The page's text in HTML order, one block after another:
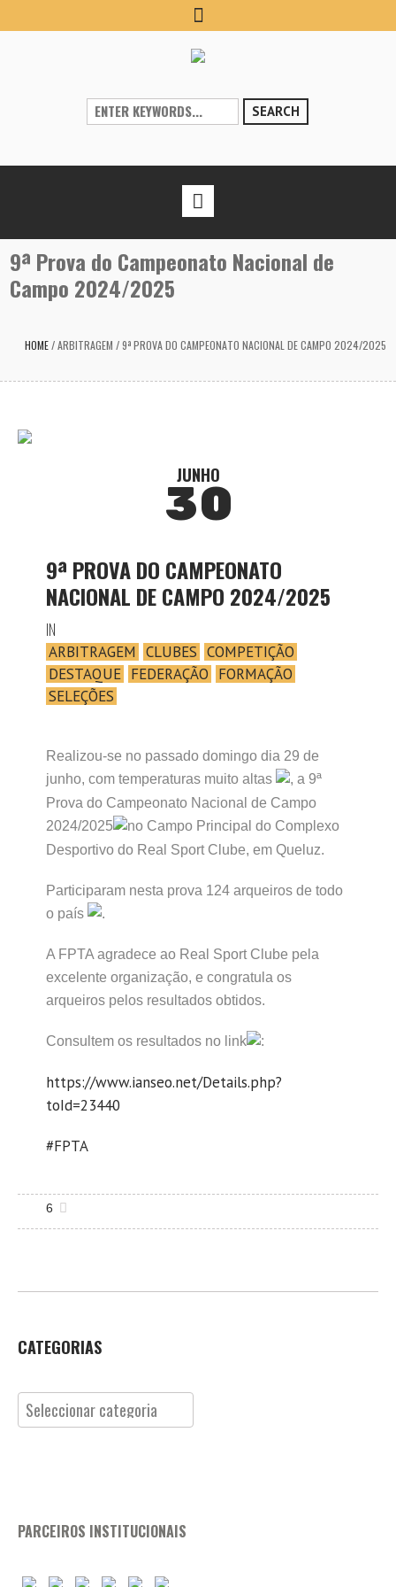
SEARCH
9ª Prova do Campeonato Nacional de
Campo 2024/2025
HOME/ARBITRAGEM /9ª PROVA DO CAMPEONATO NACIONAL DE CAMPO 2024/2025
JUNHO
30
9ª PROVA DO CAMPEONATO
NACIONAL DE CAMPO 2024/2025
IN
ARBITRAGEM CLUBES COMPETIÇÃO
DESTAQUE FEDERAÇÃO FORMAÇÃO
SELEÇÕES
Realizou-se no passado domingo dia 29 de
junho, com temperaturas muito altas
, a 9ª
Prova do Campeonato Nacional de Campo
2024/2025
no Campo Principal do Complexo
Desportivo do Real Sport Clube, em Queluz.
Participaram nesta prova 124 arqueiros de todo
o país
.
A FPTA agradece ao Real Sport Clube pela
excelente organização, e congratula os
arqueiros pelos resultados obtidos.
Consultem os resultados no link :
https://www.ianseo.net/Details.php?
toId=23440
#FPTA
6
CATEGORIAS
Categorias
PARCEIROS INSTITUCIONAIS